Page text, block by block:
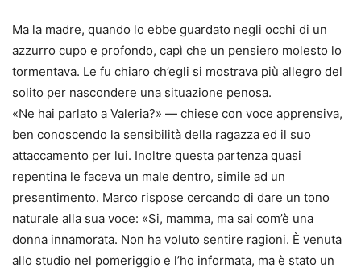
Ma la madre, quando lo ebbe guardato negli occhi di un
azzurro cupo e profondo, capì che un pensiero molesto lo
tormentava. Le fu chiaro ch’egli si mostrava più allegro del
solito per nascondere una situazione penosa.
«Ne hai parlato a Valeria?» — chiese con voce apprensiva,
ben conoscendo la sensibilità della ragazza ed il suo
attaccamento per lui. Inoltre questa partenza quasi
repentina le faceva un male dentro, simile ad un
presentimento. Marco rispose cercando di dare un tono
naturale alla sua voce: «Si, mamma, ma sai com’è una
donna innamorata. Non ha voluto sentire ragioni. È venuta
allo studio nel pomeriggio e l’ho informata, ma è stato un